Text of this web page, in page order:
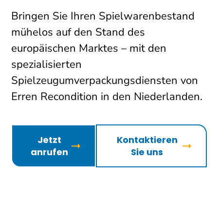
Bringen Sie Ihren Spielwarenbestand
mühelos auf den Stand des
europäischen Marktes – mit den
spezialisierten
Spielzeugumverpackungsdiensten von
Erren Recondition in den Niederlanden.
Jetzt
anrufen
Kontaktieren
Sie uns